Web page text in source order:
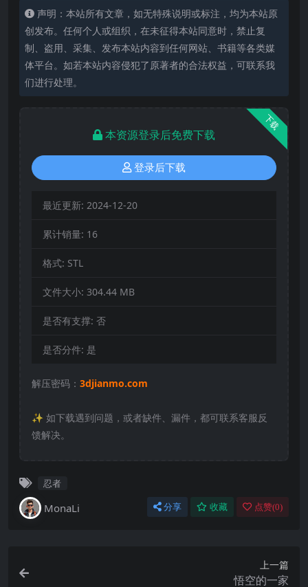
声明：本站所有文章，如无特殊说明或标注，均为本站原
创发布。任何个人或组织，在未征得本站同意时，禁止复
制、盗用、采集、发布本站内容到任何网站、书籍等各类媒
体平台。如若本站内容侵犯了原著者的合法权益，可联系我
们进行处理。
下载
本资源登录后免费下载
登录后下载
最近更新: 2024-12-20
累计销量: 16
格式: STL
文件大小: 304.44 MB
是否有支撑: 否
是否分件: 是
解压密码： 3djianmo.com
✨️ 如下载遇到问题，或者缺件、漏件，都可联系客服反
馈解决。
忍者
MonaLi 分享 收藏 点赞(0)
上一篇
悟空的一家